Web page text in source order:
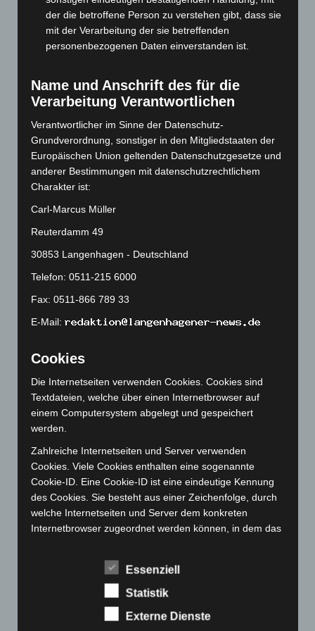
Februar 2024(103)
Januar 2024 (111)
Dezember 2023(130)
Oktober 2023(114)
August 2023(134)
Juli 2023(118)
Juni 2023 (142)
Dezember 2022 (130)
November 2022(167)
Oktober 2022
August 2022
(166)
Juli 2022(133)
Juni 2022
Mai 2022(177)
April 2022(198)
März 2022(221)
Februar 2022(189)
(204)
(215)
(171)
(180)
der die betroffene Person zu verstehen gibt, dass sie
mit der Verarbeitung der sie betreffenden
personenbezogenen Daten einverstanden ist.
Name und Anschrift des für die
Verarbeitung Verantwortlichen
Verantwortlicher im Sinne der Datenschutz-
Grundverordnung, sonstiger in den Mitgliedstaaten der
Europäischen Union geltenden Datenschutzgesetze und
anderer Bestimmungen mit datenschutzrechtlichem
Charakter ist:
Carl-Marcus Müller
Reuterdamm 49
30853 Langenhagen - Deutschland
Telefon: 0511-215 6000
Fax: 0511-866 789 33
E-Mail:
Cookies
Die Internetseiten verwenden Cookies. Cookies sind
Textdateien, welche über einen Internetbrowser auf
einem Computersystem abgelegt und gespeichert
werden.
Zahlreiche Internetseiten und Server verwenden
Cookies. Viele Cookies enthalten eine sogenannte
Cookie-ID. Eine Cookie-ID ist eine eindeutige Kennung
des Cookies. Sie besteht aus einer Zeichenfolge, durch
welche Internetseiten und Server dem konkreten
Internetbrowser zugeordnet werden können, in dem das
besuchten Internetseiten und Servern, den individuellen
Browser der betroffenen Person von anderen
Internetbrowsern, die andere Cookies enthalten, zu
unterscheiden. Ein bestimmter Internetbrowser kann
über die eindeutige Cookie-ID wiedererkannt und
Essenziell
Statistik
Externe Dienste